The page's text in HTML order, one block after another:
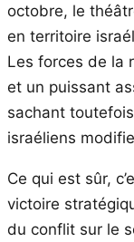
octobre, le
en territoire
Les forces de la
et un puissant
sachant
israéliens
Ce qui est sûr,
victoire
du conflit sur le